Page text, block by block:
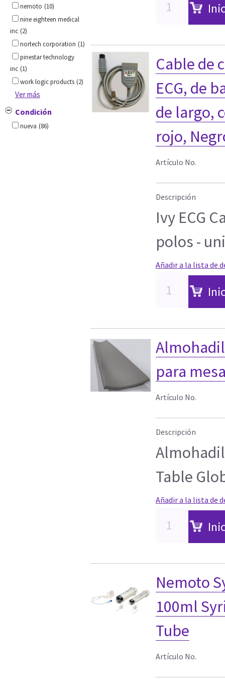
nemoto (10)
nine eighteen medical
inc (2)
nortech corporation (1)
pinestar technology
inc (1)
work logic products (2)
Ver más
Condición
nueva (86)
Cable de
ECG, de
de largo,
rojo,
Artículo No.
Descripción
Ivy ECG
polos -
Añadir a la lista de
para
Artículo No.
Descripción
Table
Añadir a la lista de
Nemoto
100ml
Tube
Artículo No.